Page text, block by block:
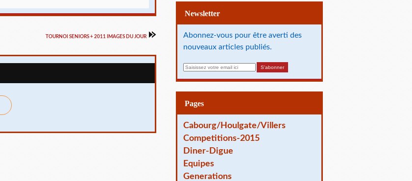
TOURNOI SENIORS + 2011 IMAGES DU JOUR
Newsletter
Abonnez-vous pour être averti des
nouveaux articles publiés.
a
i
Pages
Cabourg/Houlgate/Villers
Competitions-2015
Diner-Digue
Equipes
Generations